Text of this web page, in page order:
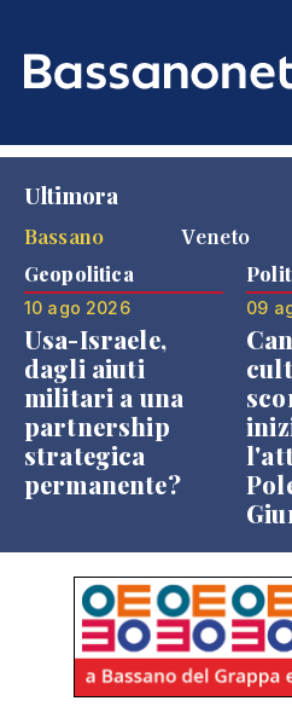
Ultimora
Bassano
Veneto
Geopolitica
10 ago 2026
Usa-Israele,
dagli aiuti
militari a una
partnership
strategica
permanente?
09